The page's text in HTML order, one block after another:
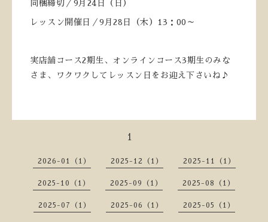
同梱締切／9月24日（日）
レッスン開催日／9月28日（木）13：00～
実店舗コース2期生、オンラインコース3期生のみな
さま、ワクワクしてレッスン日をお迎え下さいね♪
1
2026-01（1） 2025-12（1） 2025-11（1）
2025-10（1） 2025-09（1） 2025-08（1）
2025-07（1） 2025-06（1） 2025-05（1）